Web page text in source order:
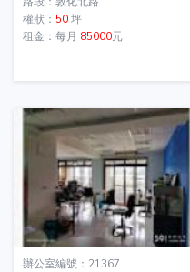
權狀： 50坪
租金：每月 85000元
辦公室編號：21367